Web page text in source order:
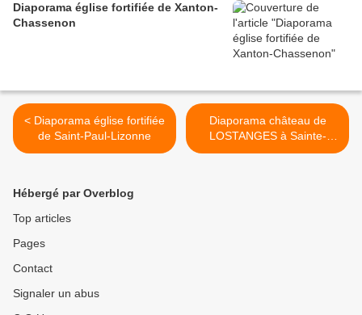
Diaporama église fortifiée de Xanton-
Chassenon
< Diaporama église fortifiée
de Saint-Paul-Lizonne
Diaporama château de
LOSTANGES à Sainte-
Alvère >
Hébergé par Overblog
Top articles
Pages
Contact
Signaler un abus